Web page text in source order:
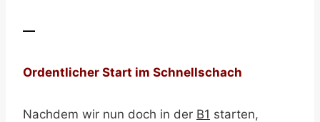
—
Ordentlicher Start im Schnellschach
Nachdem wir nun doch in der B1 starten,